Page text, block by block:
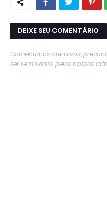
DEIXE SEU COMENTÁRIO
Comentários ofensivos,
ser removidos pelos nossos